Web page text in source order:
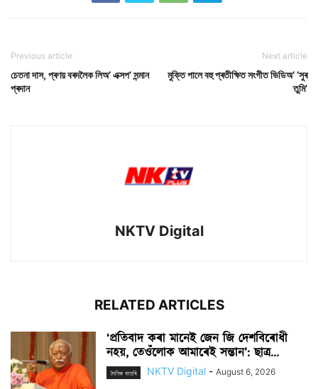
Previous article
চেতনা দাস, প্ৰণয় বৰদলৈক লিঅ’ এক্সপ’ সন্মান
প্ৰদান
Next article
মুক্তি পালে বহু প্ৰতীক্ষিত সংগীত ভিডিঅ’ ‘সুৰ
তুমি’
NKTV Digital
RELATED ARTICLES
‘প্ৰতিবাদ কৰা মানেই জেন জি দেশবিৰোধী
নহয়, তেওঁলোক আমাৰেই সন্তান’: ছাত্ৰ...
দৈনিক বাতৰি NKTV Digital - August 6, 2026